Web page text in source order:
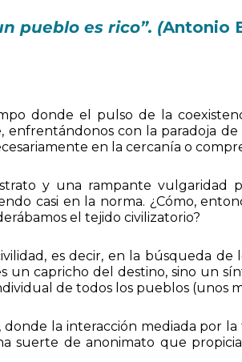
pueblo es rico”. (Antonio
donde el pulso de la
enfrentándonos con la paradoja
en la cercanía o
y una rampante vulgaridad
casi en la norma. ¿Cómo,
el tejido civilizatorio?
es decir, en la búsqueda de
un capricho del destino, sino un
de todos los pueblos (unos
la interacción mediada por
suerte de anonimato que